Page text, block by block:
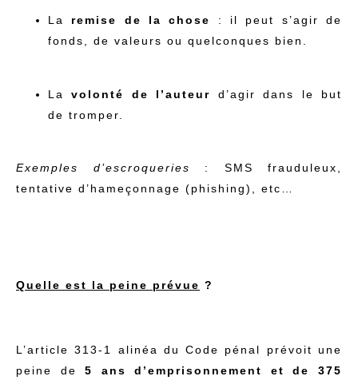
La remise de la chose : il peut s’agir de
fonds, de valeurs ou quelconques bien.
Lavolonté de l’auteur d’agir dans le but
de tromper.
Exemples d’escroqueries : SMS frauduleux,
tentative d’hameçonnage (phishing), etc…
Quelle est la peine prévue ?
L’article 313-1 alinéa du Code pénal prévoit une
peine de5 ans d’emprisonnement et de 375